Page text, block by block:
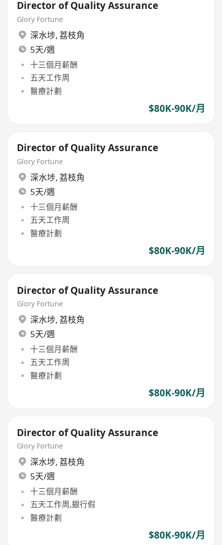
Director of Quality Assurance
Glory Fortune
深水埗, 荔枝角
5天/週
十三個月薪酬
五天工作周
醫療計劃
$80K-90K/月
Director of Quality Assurance
Glory Fortune
深水埗, 荔枝角
5天/週
十三個月薪酬
五天工作周
醫療計劃
$80K-90K/月
Director of Quality Assurance
Glory Fortune
深水埗, 荔枝角
5天/週
十三個月薪酬
五天工作周
醫療計劃
$80K-90K/月
Director of Quality Assurance
Glory Fortune
深水埗, 荔枝角
5天/週
十三個月薪酬
五天工作周,銀行假
醫療計劃
$80K-90K/月